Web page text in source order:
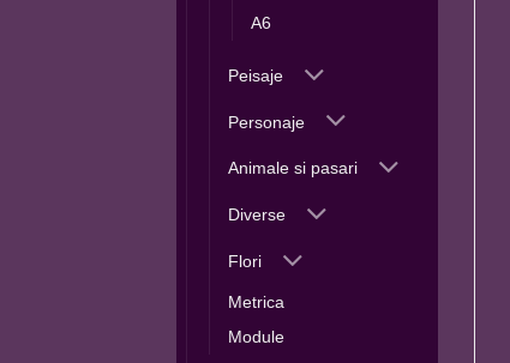
A6
Peisaje
Personaje
Animale si pasari
Diverse
Flori
Metrica
Module